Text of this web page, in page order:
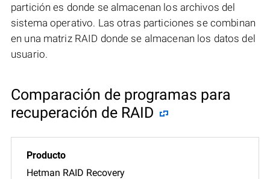
partición es donde se almacenan los archivos del
sistema operativo. Las otras particiones se combinan
en una matriz RAID donde se almacenan los datos del
usuario.
Comparación de programas para
recuperación de RAID
Hetman RAID Recovery